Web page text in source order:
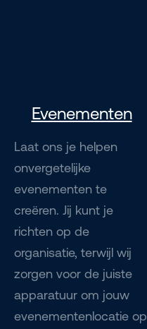
Evenementen
Laat ons je helpen
onvergetelijke
evenementen te
creëren. Jij kunt je
richten op de
organisatie, terwijl wij
zorgen voor de juiste
apparatuur om jouw
evenementenlocatie op